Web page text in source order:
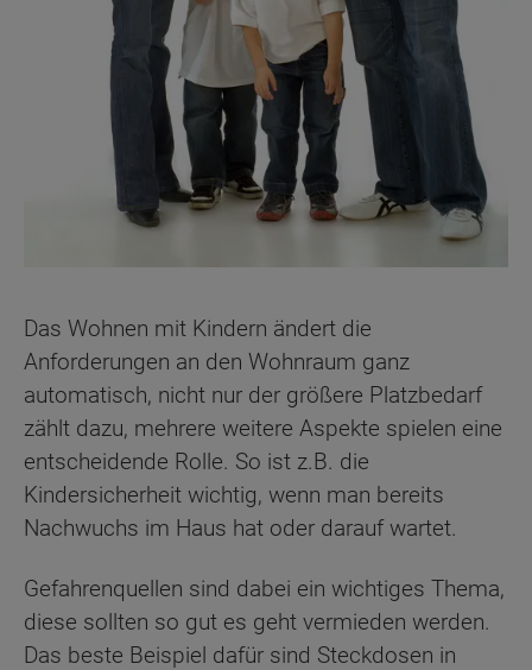
Das Wohnen mit Kindern ändert die
Anforderungen an den Wohnraum ganz
automatisch, nicht nur der größere Platzbedarf
zählt dazu, mehrere weitere Aspekte spielen eine
entscheidende Rolle. So ist z.B. die
Kindersicherheit wichtig, wenn man bereits
Nachwuchs im Haus hat oder darauf wartet.
Gefahrenquellen sind dabei ein wichtiges Thema,
diese sollten so gut es geht vermieden werden.
Das beste Beispiel dafür sind Steckdosen in